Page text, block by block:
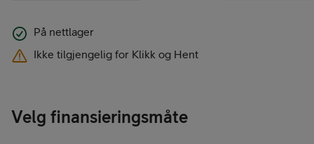
På nettlager
Ikke tilgjengelig for Klikk og Hent
Velg finansieringsmåte